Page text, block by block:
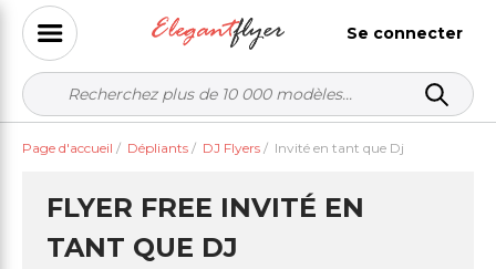
Se connecter
Page d'accueil / Dépliants / DJ Flyers / Invité en tant que Dj
FLYER FREE INVITÉ EN
TANT QUE DJ